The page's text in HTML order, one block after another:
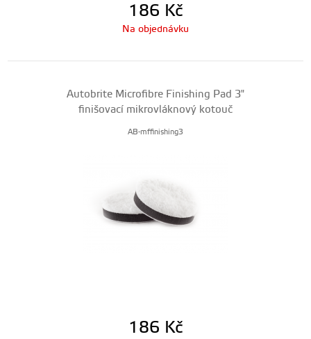
186 Kč
Na objednávku
Autobrite Microfibre Finishing Pad 3"
finišovací mikrovláknový kotouč
AB-mffinishing3
186 Kč